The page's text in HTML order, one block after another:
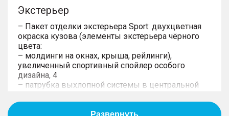
Экстерьер
– Пакет отделки экстерьера Sport: двухцветная
окраска кузова (элементы экстерьера чёрного
цвета:
– молдинги на окнах, крыша, рейлинги),
увеличенный спортивный спойлер особого
дизайна, 4
– патрубка выхлопной системы в центральной
– Легкосплавные колесные диски 19" (шины
235/45 R19), с черными элементами